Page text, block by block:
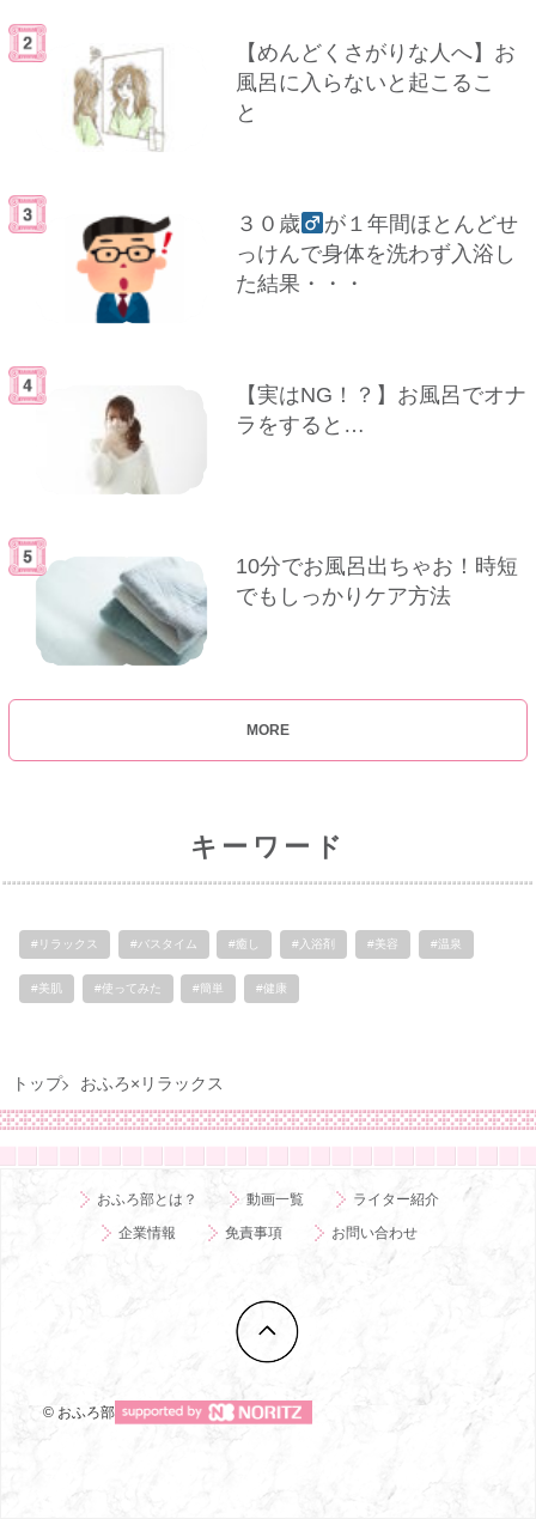
【めんどくさがりな人へ】お
風呂に入らないと起こるこ
と
３０歳
が１年間ほとんどせ
っけんで身体を洗わず入浴し
た結果・・・
【実はNG！？】お風呂でオナ
ラをすると…
10分でお風呂出ちゃお！時短
でもしっかりケア方法
MORE
キーワード
#リラックス #バスタイム #癒し #入浴剤 #美容 #温泉
#美肌 #使ってみた #簡単 #健康
トップ おふろ×リラックス
© おふろ部
おふろ部とは？ 動画一覧
ライター紹介
企業情報
免責事項 お問い合わせ